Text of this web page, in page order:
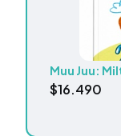
Muu Juu:
$16.490